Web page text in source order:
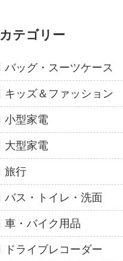
カテゴリー
バッグ・スーツケース
キッズ＆ファッション
小型家電
大型家電
旅行
バス・トイレ・洗面
車・バイク用品
ドライブレコーダー